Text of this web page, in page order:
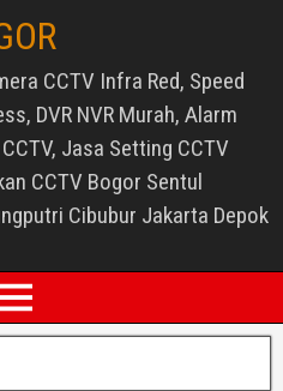
CCTV Infra Red, Speed
DVR NVR Murah, Alarm
Jasa Setting CCTV
CCTV Bogor Sentul
Cibubur Jakarta Depok